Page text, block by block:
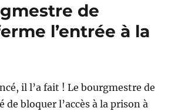
de
l’entrée à la
il l’a fait ! Le bourgmestre de
de bloquer l’accès à la prison à